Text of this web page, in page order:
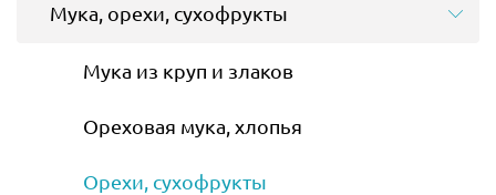
Мука, орехи, сухофрукты
Мука из круп и злаков
Ореховая мука, хлопья
Орехи, сухофрукты